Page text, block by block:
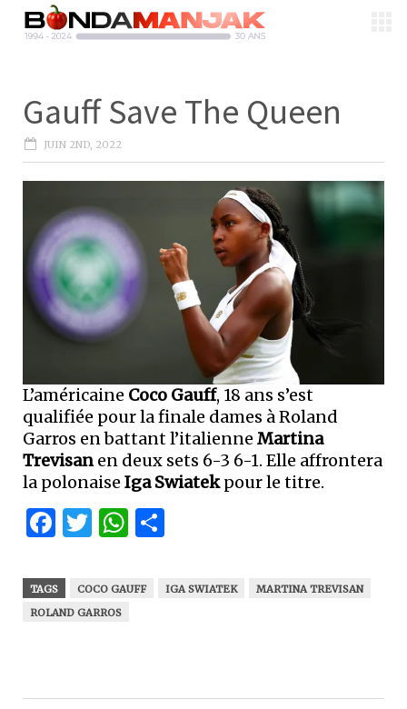
Gauff Save The Queen
JUIN 2ND, 2022
L’américaine Coco Gauff, 18 ans s’est
qualifiée pour la finale dames à Roland
Garros en battant l’italienne Martina
Trevisan en deux sets 6-3 6-1. Elle affrontera
la polonaise Iga Swiatekpour le titre.
Facebook
Twitter
WhatsApp
TAGS COCO GAUFF IGA SWIATEK
MARTINA TREVISAN
ROLAND GARROS